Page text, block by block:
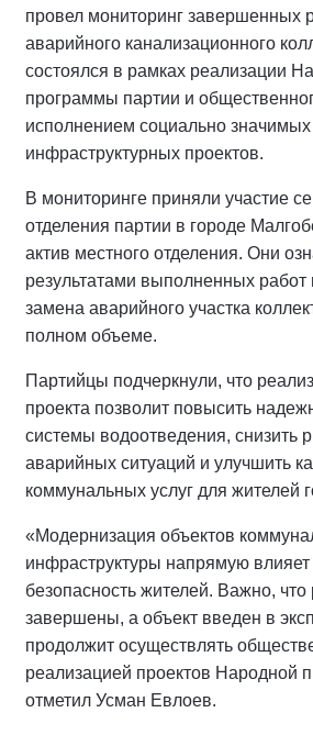
провел мониторинг завершенных
аварийного канализационного
состоялся в рамках реализации
программы партии и
исполнением социально значимых
инфраструктурных проектов.
В мониторинге приняли участие
отделения партии в городе
актив местного отделения. Они
результатами выполненных работ
замена аварийного участка
полном объеме.
Партийцы подчеркнули, что
проекта позволит повысить
системы водоотведения, снизить
аварийных ситуаций и улучшить
коммунальных услуг для жителей
«Модернизация объектов
инфраструктуры напрямую
безопасность жителей. Важно, что
завершены, а объект введен в
продолжит осуществлять
реализацией проектов Народной
отметил Усман Евлоев.